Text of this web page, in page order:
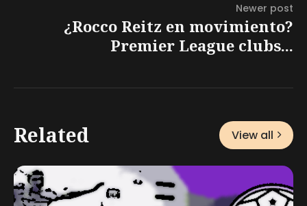
Newer post
¿Rocco Reitz en movimiento?
Premier League clubs...
Related View all